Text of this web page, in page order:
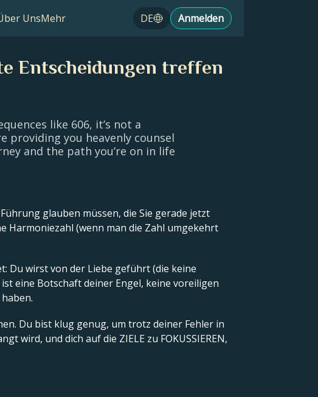
UnsMehr DE Anmelden
Entscheidungen treffen
like 606, it’s not a
providing you heavenly counsel
and the path you’re on in life
glauben müssen, die Sie gerade jetzt
Harmoniezahl (wenn man die Zahl umgekehrt
Du wirst von der Liebe geführt (die keine
eine Botschaft deiner Engel, keine voreiligen
Du bist klug genug, um trotz deiner Fehler in
wird, und dich auf die ZIELE zu FOKUSSIEREN,